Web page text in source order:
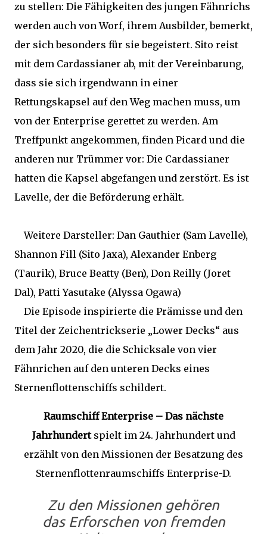
zu stellen: Die Fähigkeiten des jungen Fähnrichs
werden auch von Worf, ihrem Ausbilder, bemerkt,
der sich besonders für sie begeistert. Sito reist
mit dem Cardassianer ab, mit der Vereinbarung,
dass sie sich irgendwann in einer
Rettungskapsel auf den Weg machen muss, um
von der Enterprise gerettet zu werden. Am
Treffpunkt angekommen, finden Picard und die
anderen nur Trümmer vor: Die Cardassianer
hatten die Kapsel abgefangen und zerstört. Es ist
Lavelle, der die Beförderung erhält.
Weitere Darsteller: Dan Gauthier (Sam Lavelle),
Shannon Fill (Sito Jaxa), Alexander Enberg
(Taurik), Bruce Beatty (Ben), Don Reilly (Joret
Dal), Patti Yasutake (Alyssa Ogawa)
Die Episode inspirierte die Prämisse und den
Titel der Zeichentrickserie „Lower Decks“ aus
dem Jahr 2020, die die Schicksale von vier
Fähnrichen auf den unteren Decks eines
Sternenflottenschiffs schildert.
Raumschiff Enterprise – Das nächste
Jahrhundertspielt im 24. Jahrhundert und
erzählt von den Missionen der Besatzung des
Sternenflottenraumschiffs Enterprise-D.
Zu den Missionen gehören
das Erforschen von fremden